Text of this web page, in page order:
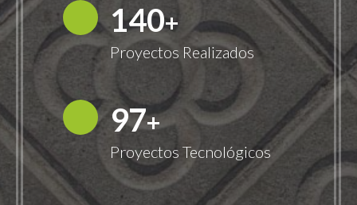
149+
Proyectos Realizados
100+
Proyectos Tecnológicos